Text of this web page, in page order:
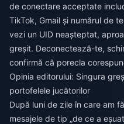
de conectare acceptate
TikTok, Gmail și numărul de
vezi un UID neașteptat,
greșit. Deconectează-te,
confirmă că porecla
Opinia editorului: Singura
portofelele jucătorilor
După luni de zile în care am
mesajele de tip „de ce a